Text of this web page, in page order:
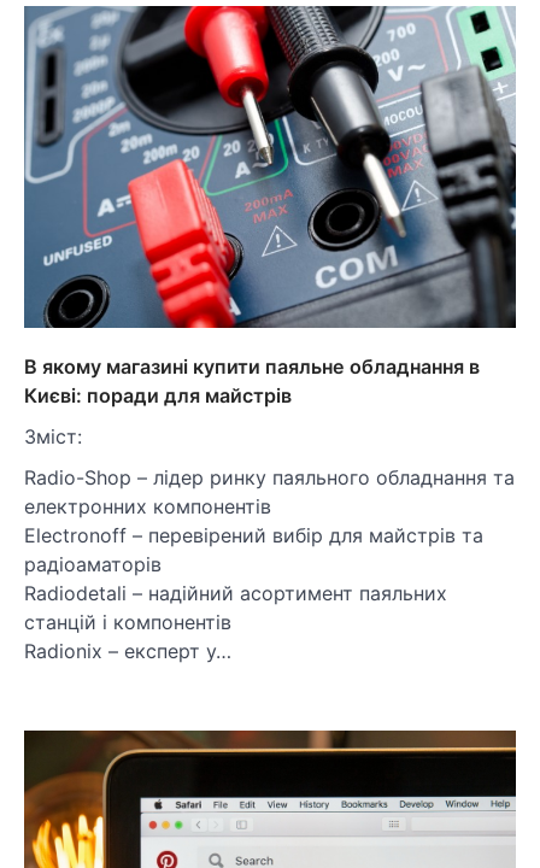
В якому магазині купити паяльне обладнання в
Києві: поради для майстрів
Зміст:
Radio-Shop – лідер ринку паяльного обладнання та
електронних компонентів
Electronoff – перевірений вибір для майстрів та
радіоаматорів
Radiodetali – надійний асортимент паяльних
станцій і компонентів
Radionix – експерт у…